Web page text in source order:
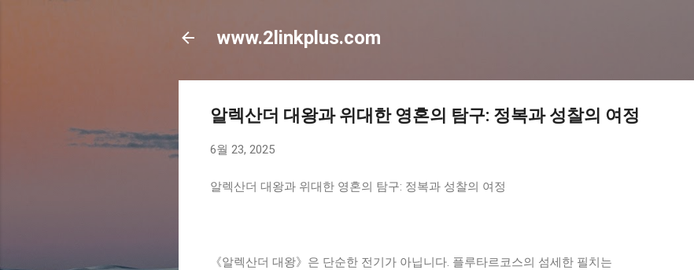
www.2linkplus.com
알렉산더 대왕과 위대한 영혼의 탐구: 정복과 성찰의 여정
6월 23, 2025
알렉산더 대왕과 위대한 영혼의 탐구: 정복과 성찰의 여정
《알렉산더 대왕》은 단순한 전기가 아닙니다. 플루타르코스의 섬세한 필치는